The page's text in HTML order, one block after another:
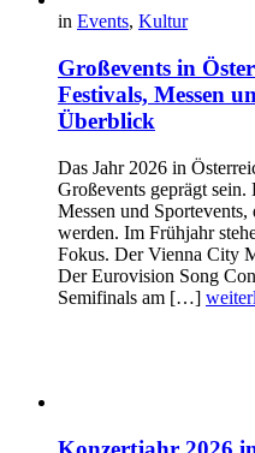
in Events, Kultur
Großevents in
Festivals, Messen
Überblick
Das Jahr 2026 in
Großevents geprägt
Messen und Sportevents,
werden. Im Frühjahr
Fokus. Der Vienna City
Der Eurovision Song
Semifinals am […]